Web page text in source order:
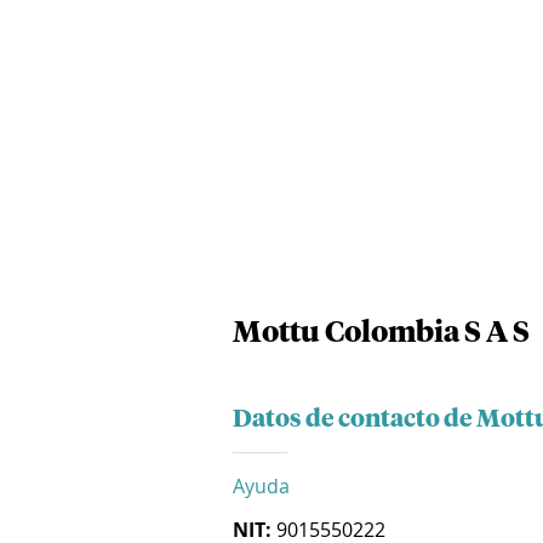
Mottu Colombia S A S
Datos de contacto de
Ayuda
NIT: 9015550222